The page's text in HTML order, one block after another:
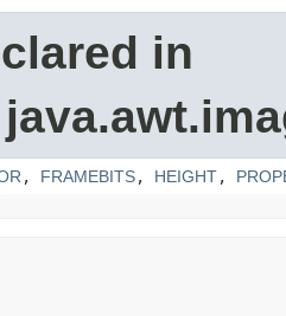
in
, FRAMEBITS, HEIGHT,